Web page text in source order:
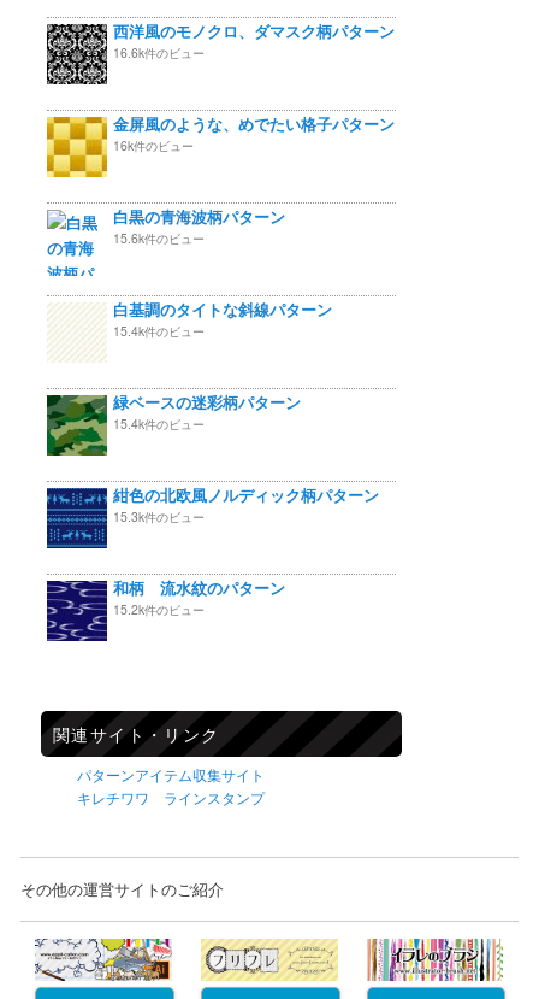
西洋風のモノクロ、ダマスク柄パターン
16.6k件のビュー
金屏風のような、めでたい格子パターン
16k件のビュー
白黒の青海波柄パターン
15.6k件のビュー
白基調のタイトな斜線パターン
15.4k件のビュー
緑ベースの迷彩柄パターン
15.4k件のビュー
紺色の北欧風ノルディック柄パターン
15.3k件のビュー
和柄 流水紋のパターン
15.2k件のビュー
関連サイト・リンク
パターンアイテム収集サイト
キレチワワ ラインスタンプ
その他の運営サイトのご紹介